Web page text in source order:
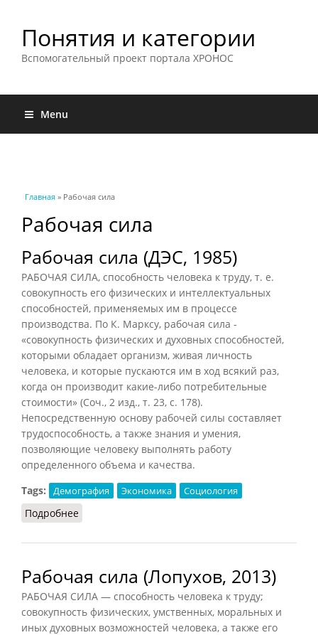
Понятия и категории
Вспомогательный проект портала ХРОНОС
Menu
Вы здесь
Главная » Рабочая сила
Рабочая сила
Рабочая сила (ДЭС, 1985)
РАБОЧАЯ СИЛА, способность человека к труду, т. е.
совокупность его физических и интеллектуальных
способностей, применяемых им в процессе
производства. По К. Марксу, рабочая сила -
«совокупность физических и духовных способностей,
которыми обладает организм, живая личность
человека, и которые пускаются им в ход всякий раз,
когда он производит какие-либо потребительные
стоимости» (Соч., 2 изд., т. 23, с. 178).
Непосредственную основу рабочей силы составляет
трудоспособность, а также знания и умения,
позволяющие человеку выполнять работу
определенного объема и качества.
Tags:
Демография Экономика Социология
Подробнее
Рабочая сила (Лопухов, 2013)
РАБОЧАЯ СИЛА — способность человека к труду;
совокупность физических, умственных, моральных и
иных духовных возможностей человека, а также его